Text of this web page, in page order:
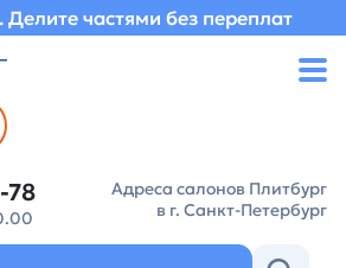
Делите частями без переплат
78
Адреса салонов Плитбург
в г. Санкт-Петербург